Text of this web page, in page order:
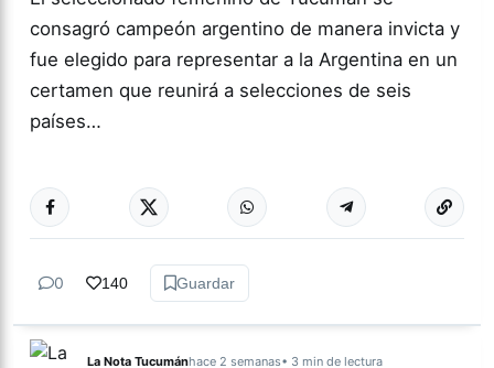
consagró campeón argentino de manera invicta y
fue elegido para representar a la Argentina en un
certamen que reunirá a selecciones de seis
países…
DEPORTES Más
0 140 Guardar
La Nota Tucumánhace 2 semanas• 3 min de lectura